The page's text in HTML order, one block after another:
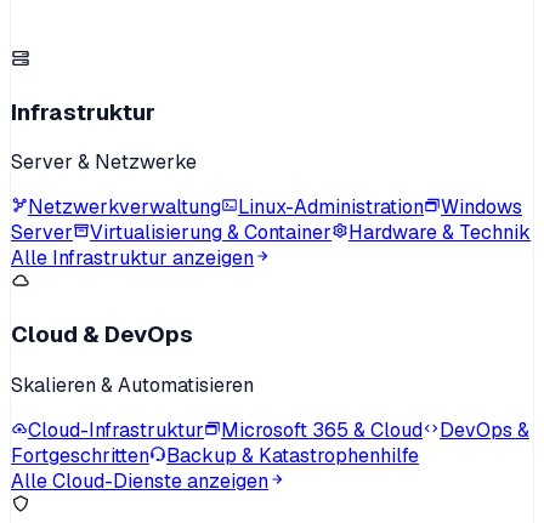
Infrastruktur
Server & Netzwerke
Netzwerkverwaltung
Linux-Administration
Windows
Server
Virtualisierung & Container
Hardware & Technik
Alle Infrastruktur anzeigen
Cloud & DevOps
Skalieren & Automatisieren
Cloud-Infrastruktur
Microsoft 365 & Cloud
DevOps &
Fortgeschritten
Backup & Katastrophenhilfe
Alle Cloud-Dienste anzeigen